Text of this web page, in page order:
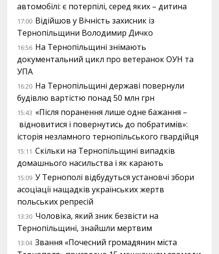
автомобілі: є потерпілі, серед яких – дитина
17:00 Відійшов у Вічність захисник із
Тернопільщини Володимир Дичко
16:56 На Тернопільщині знімають
документальний цикл про ветеранок ОУН та
УПА
16:20 На Тернопільщині державі повернули
будівлю вартістю понад 50 млн грн
15:43 «Після поранення лише одне бажання –
відновитися і повернутись до побратимів»:
історія незламного тернопільського гвардійця
15:11 Скільки на Тернопільщині випадків
домашнього насильства і як карають
15:09 У Тернополі відбудуться установчі збори
асоціації нащадків українських жертв
польських репресій
13:30 Чоловіка, який зник безвісти на
Тернопільщині, знайшли мертвим
13:04 Звання «Почесний громадянин міста